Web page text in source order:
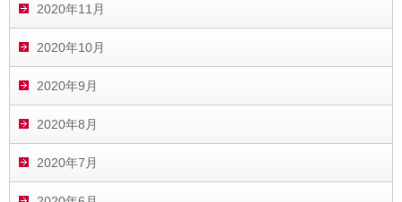
2020年11月
2020年10月
2020年9月
2020年8月
2020年7月